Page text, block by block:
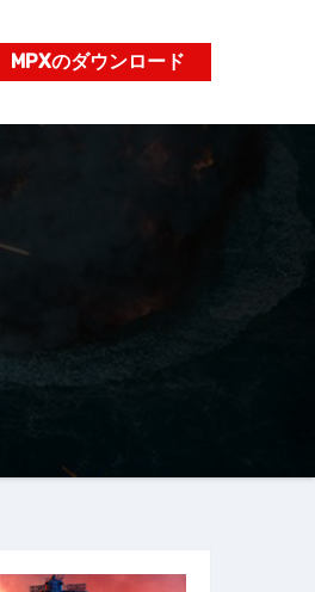
MPXのダウンロード